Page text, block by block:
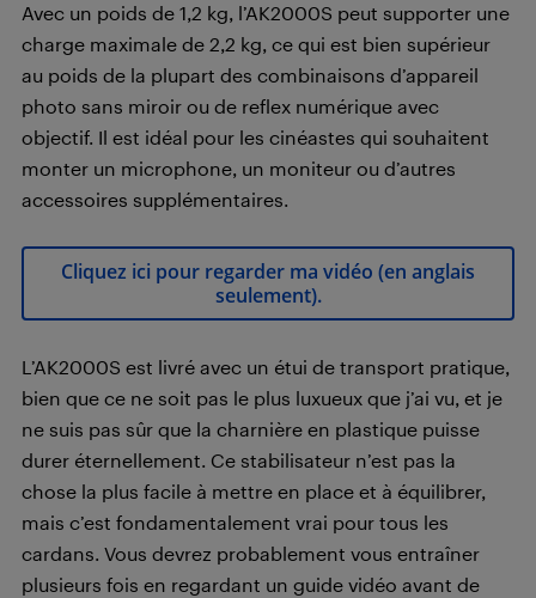
Avec un poids de 1,2 kg, l’AK2000S peut supporter une
charge maximale de 2,2 kg, ce qui est bien supérieur
au poids de la plupart des combinaisons d’appareil
photo sans miroir ou de reflex numérique avec
objectif. Il est idéal pour les cinéastes qui souhaitent
monter un microphone, un moniteur ou d’autres
accessoires supplémentaires.
Cliquez ici pour regarder ma vidéo (en anglais
seulement).
L’AK2000S est livré avec un étui de transport pratique,
bien que ce ne soit pas le plus luxueux que j’ai vu, et je
ne suis pas sûr que la charnière en plastique puisse
durer éternellement. Ce stabilisateur n’est pas la
chose la plus facile à mettre en place et à équilibrer,
mais c’est fondamentalement vrai pour tous les
cardans. Vous devrez probablement vous entraîner
plusieurs fois en regardant un guide vidéo avant de